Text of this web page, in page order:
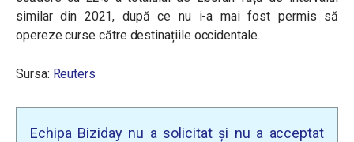
similar din 2021, după ce nu i-a mai fost permis să
opereze curse către destinațiile occidentale.
Sursa: Reuters
Echipa Biziday nu a solicitat și nu a acceptat